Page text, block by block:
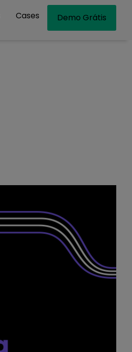
Cases Demo Grátis